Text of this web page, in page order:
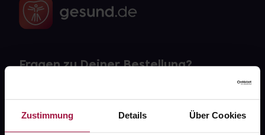
Zustimmung Details Über Cookies
Fragen zu Deiner Bestellung?
Kontakt
FAQ